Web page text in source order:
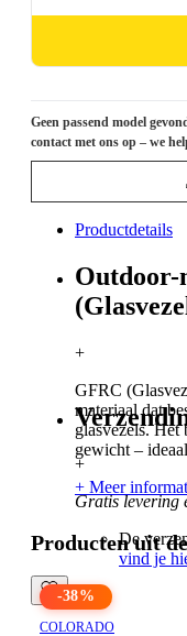
Geen passend model
contact met ons op – we
Productdetails
+
GFRC
materiaal dat
glasvezels. Het
gewicht –
+ Meer
+
Gratis levering
De
vind je
Producten uit
-38%
COLORADO